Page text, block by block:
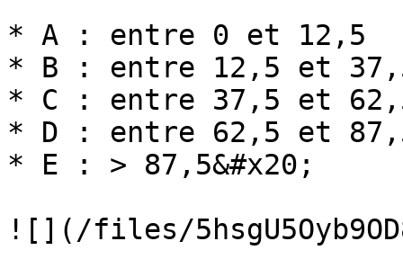
* A : entre 0 et 12,5
* B : entre 12,5 et
* C : entre 37,5 et
* D : entre 62,5 et
* E : > 87,5&#x20;
![](/files/